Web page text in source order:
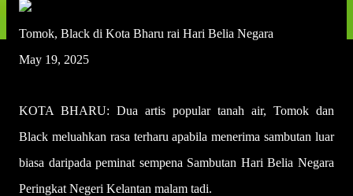
Tomok, Black di Kota Bharu rai Hari Belia Negara
May 19, 2025
KOTA BHARU: Dua artis popular tanah air, Tomok dan
Black meluahkan rasa terharu apabila menerima sambutan luar
biasa daripada peminat sempena Sambutan Hari Belia Negara
Peringkat Negeri Kelantan malam tadi.